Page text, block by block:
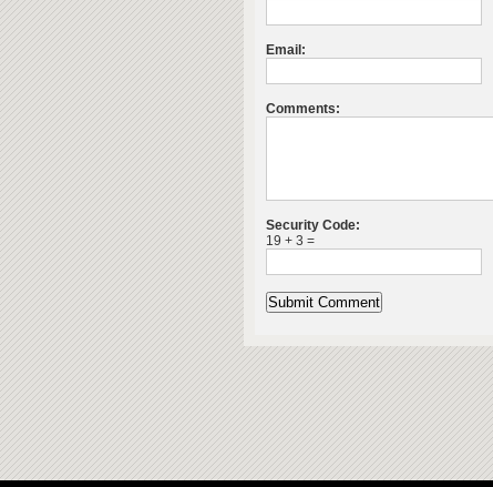
Email:
Comments:
Security Code:
19 + 3 =